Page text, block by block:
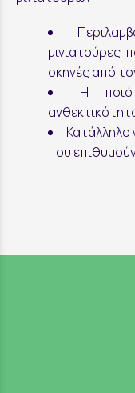
μινιατούρες
σκηνές από
Η
Κατάλληλο
που